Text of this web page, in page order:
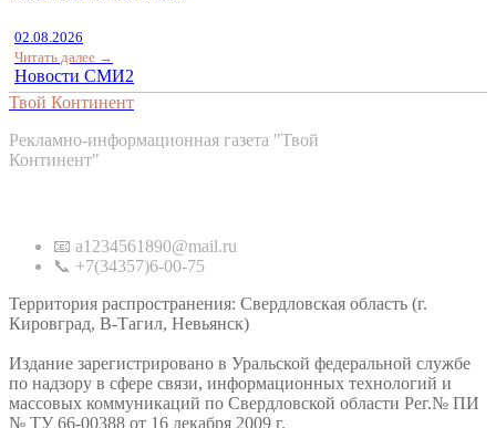
02.08.2026
Читать далее →
Новости СМИ2
Твой Континент
Рекламно-информационная газета "Твой
Континент"
📧 a1234561890@mail.ru
📞 +7(34357)6-00-75
Территория распространения: Свердловская область (г.
Кировград, В-Тагил, Невьянск)
Издание зарегистрировано в Уральской федеральной службе
по надзору в сфере связи, информационных технологий и
массовых коммуникаций по Свердловской области Рег.№ ПИ
№ ТУ 66-00388 от 16 декабря 2009 г.